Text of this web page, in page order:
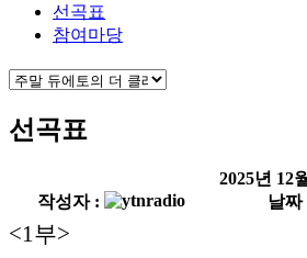
선곡표
참여마당
선곡표
2025년 12
작성자 :
날짜
<1부>